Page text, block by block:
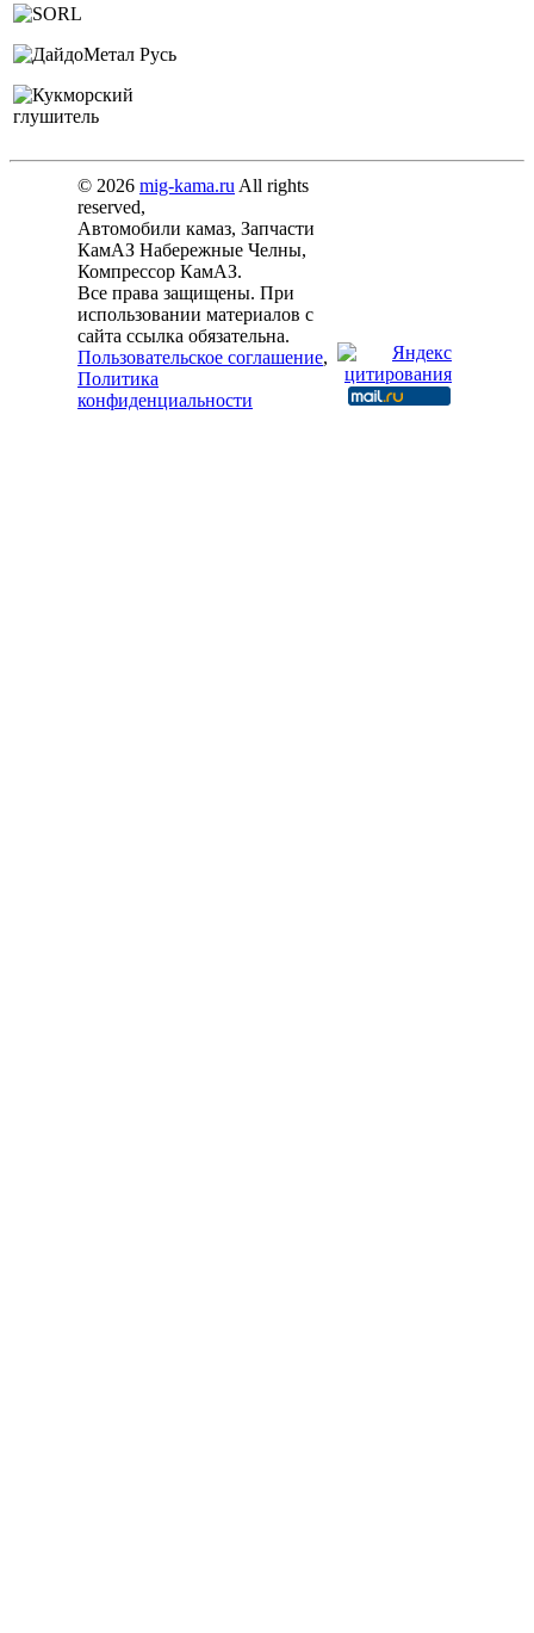
© 2026 mig-kama.ru All rights
reserved,
Автомобили камаз, Запчасти
КамАЗ Набережные Челны,
Компрессор КамАЗ.
Все права защищены. При
использовании материалов с
сайта ссылка обязательна.
Пользовательское соглашение,
Политика
конфиденциальности